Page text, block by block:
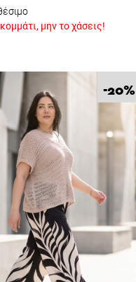
μην το χάσεις!
-20%